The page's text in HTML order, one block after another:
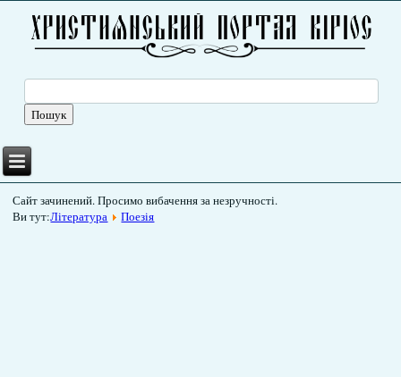
Сайт зачинений. Просимо вибачення за незручності.
Ви тут:Література Поезія